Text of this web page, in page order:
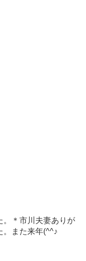
。＊市川夫妻ありが
。また来年(^^♪